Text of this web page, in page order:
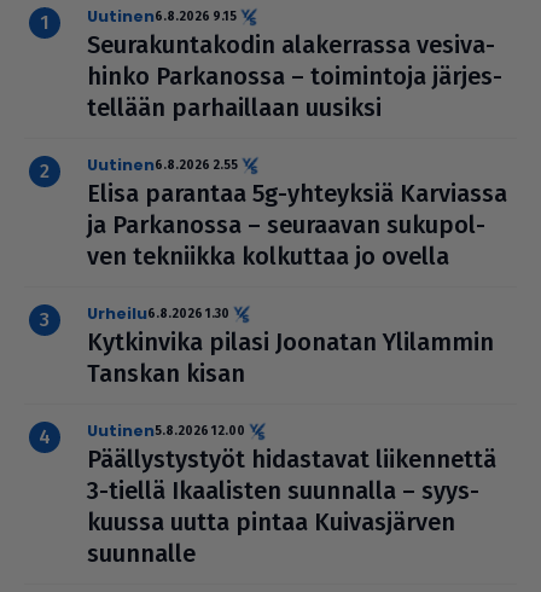
uutinen6.8.2026 9.15
Seu­ra­kun­ta­ko­din ala­ker­rassa vesi­va­
hinko Par­ka­nossa – toi­min­toja jär­jes­
tel­lään par­hail­laan uusiksi
uutinen6.8.2026 2.55
Elisa parantaa 5g-yhteyksiä Karviassa
ja Par­ka­nossa – seuraavan suku­pol­
ven tekniikka kolkuttaa jo ovella
urheilu6.8.2026 1.30
Kyt­kin­vika pilasi Joonatan Ylilammin
Tanskan kisan
uutinen5.8.2026 12.00
Pääl­lys­tys­työt hidas­ta­vat lii­ken­nettä
3-tiellä Ikaa­lis­ten suunnalla – syys­
kuussa uutta pintaa Kui­vas­jär­ven
suunnalle